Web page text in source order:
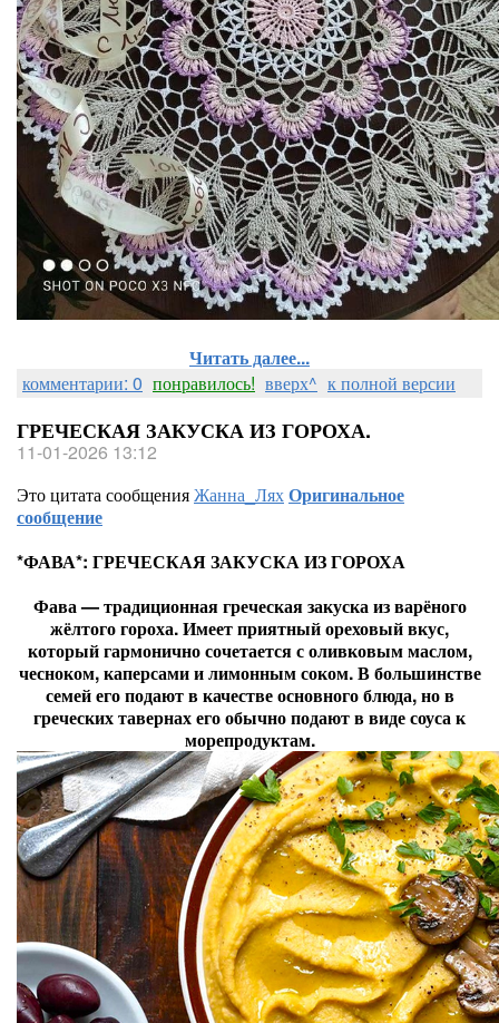
Читать далее...
комментарии: 0 понравилось! вверх^ к полной версии
ГРЕЧЕСКАЯ ЗАКУСКА ИЗ ГОРОХА.
11-01-2026 13:12
Это цитата сообщенияЖанна_ЛяхОригинальное
сообщение
*ФАВА*: ГРЕЧЕСКАЯ ЗАКУСКА ИЗ ГОРОХА
Фава — традиционная греческая закуска из варёного
жёлтого гороха. Имеет приятный ореховый вкус,
который гармонично сочетается с оливковым маслом,
чесноком, каперсами и лимонным соком. В большинстве
семей его подают в качестве основного блюда, но в
греческих тавернах его обычно подают в виде соуса к
морепродуктам.